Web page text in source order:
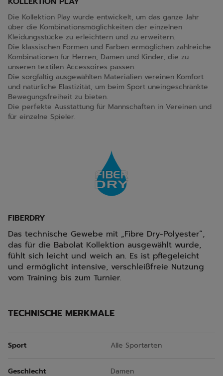
Die Kollektion Play wurde entwickelt, um das ganze Jahr
über die Kombinationsmöglichkeiten der einzelnen
Kleidungsstücke zu erleichtern und zu erweitern.
Die klassischen Formen und Farben ermöglichen zahlreiche
Kombinationen für Herren, Damen und Kinder, die zu
unseren textilen Accessoires passen.
Die sorgfältig ausgewählten Materialien vereinen Komfort
und natürliche Elastizität, um beim Sport uneingeschränkte
Bewegungsfreiheit zu bieten.
Die perfekte Ausstattung für Mannschaften in Vereinen und
für einzelne Spieler.
FIBERDRY
Das technische Gewebe mit „Fibre Dry-Polyester“,
das für die Babolat Kollektion ausgewählt wurde,
fühlt sich leicht und weich an. Es ist pflegeleicht
und ermöglicht intensive, verschleißfreie Nutzung
vom Training bis zum Turnier.
TECHNISCHE MERKMALE
Sport Alle Sportarten
Geschlecht Damen